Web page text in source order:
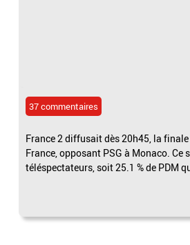
37 commentaires
France 2 diffusait dès 20h45, la finale
France, opposant PSG à Monaco. Ce
téléspectateurs, soit 25.1 % de PDM